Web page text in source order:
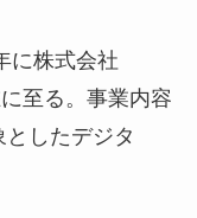
に株式会社
至る。事業内容
したデジタ